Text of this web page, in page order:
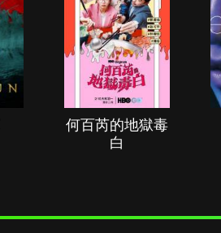
何百芮的地獄毒
白